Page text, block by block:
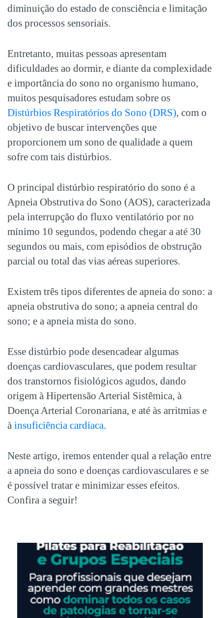
diminuição do estado de consciência e limitação
dos processos sensoriais.
Entretanto, muitas pessoas apresentam
dificuldades ao dormir, e diante da complexidade
e importância do sono no organismo humano,
muitos pesquisadores estudam sobre os
Distúrbios Respiratórios do Sono (DRS), com o
objetivo de buscar intervenções que
proporcionem um sono de qualidade a quem
sofre com tais distúrbios.
O principal distúrbio respiratório do sono é a
Apneia Obstrutiva do Sono (AOS), caracterizada
pela interrupção do fluxo ventilatório por no
mínimo 10 segundos, podendo chegar a até 30
segundos ou mais, com episódios de obstrução
parcial ou total das vias aéreas superiores.
Existem três tipos diferentes de apneia do sono: a
apneia obstrutiva do sono; a apneia central do
sono; e a apneia mista do sono.
Esse distúrbio pode desencadear algumas
doenças cardiovasculares, que podem resultar
dos transtornos fisiológicos agudos, dando
origem à Hipertensão Arterial Sistêmica, à
Doença Arterial Coronariana, e até às arritmias e
à insuficiência cardíaca.
Neste artigo, iremos entender qual a relação entre
a apneia do sono e doenças cardiovasculares e se
é possível tratar e minimizar esses efeitos.
Confira a seguir!